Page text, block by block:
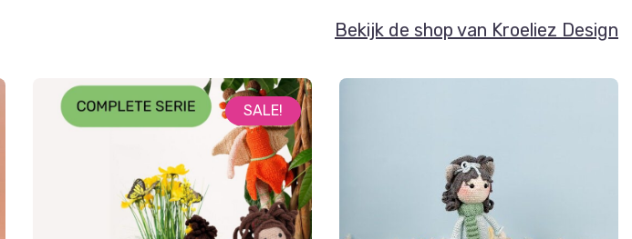
Bekijk de shop van Kroeliez Design
SALE!